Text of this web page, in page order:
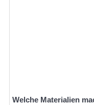
Welche Materialien